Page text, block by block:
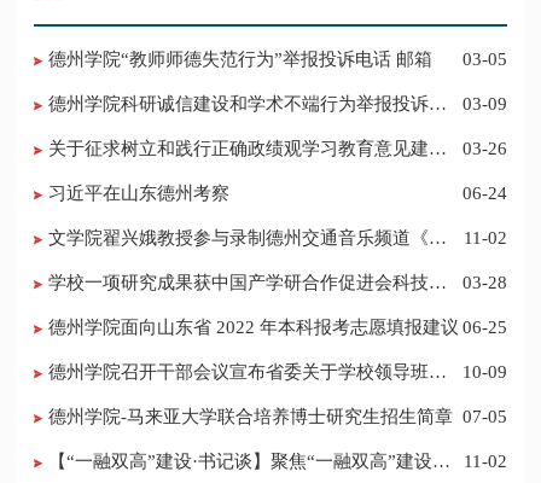
德州学院“教师师德失范行为”举报投诉电话 邮箱 03-05
德州学院科研诚信建设和学术不端行为举报投诉电
03-09
03-26
习近平在山东德州考察 06-24
​文学院翟兴娥教授参与录制德州交通音乐频道《科
11-02
学校一项研究成果获中国产学研合作促进会科技创
03-28
德州学院面向山东省 2022 年本科报考志愿填报建议 06-25
​德州学院召开干部会议宣布省委关于学校领导班子
10-09
德州学院-马来亚大学联合培养博士研究生招生简章 07-05
11-02